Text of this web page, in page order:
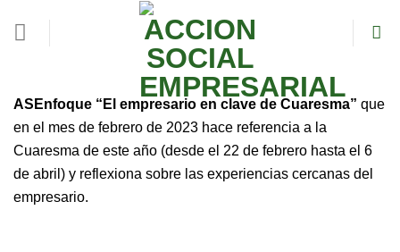
ASEnfoque “El empresario en clave de Cuaresma” que
en el mes de febrero de 2023 hace referencia a la
Cuaresma de este año (desde el 22 de febrero hasta el 6
de abril) y reflexiona sobre las experiencias cercanas del
empresario.